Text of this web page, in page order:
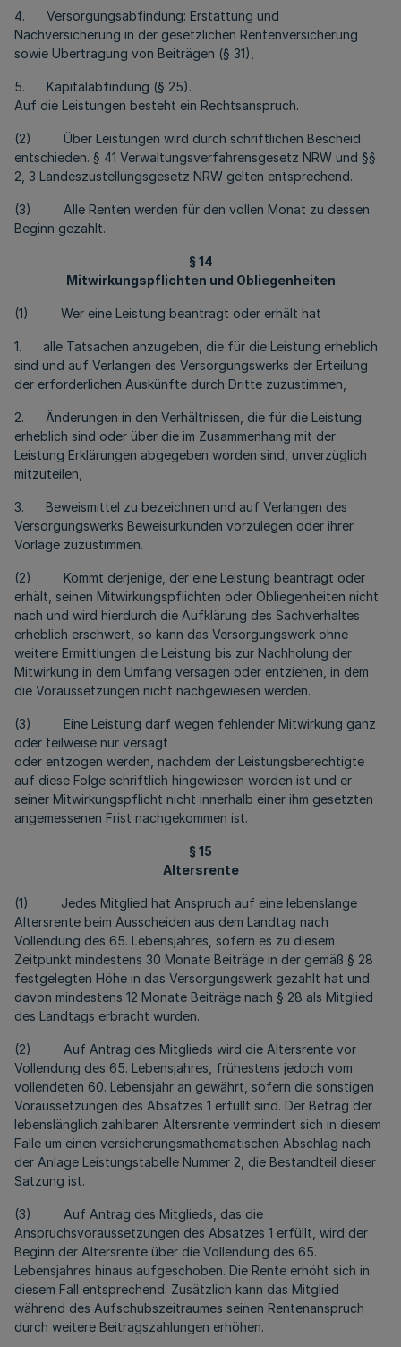
4. Versorgungsabfindung: Erstattung und
Nachversicherung in der gesetzlichen Rentenversicherung
sowie Übertragung von Beiträgen (§ 31),
5. Kapitalabfindung (§ 25).
Auf die Leistungen besteht ein Rechtsanspruch.
(2) Über Leistungen wird durch schriftlichen Bescheid
entschieden. § 41 Verwaltungsverfahrensgesetz NRW und §§
2, 3 Landeszustellungsgesetz NRW gelten entsprechend.
(3) Alle Renten werden für den vollen Monat zu dessen
Beginn gezahlt.
§ 14
Mitwirkungspflichten und Obliegenheiten
(1) Wer eine Leistung beantragt oder erhält hat
1. alle Tatsachen anzugeben, die für die Leistung erheblich
sind und auf Verlangen des Versorgungswerks der Erteilung
der erforderlichen Auskünfte durch Dritte zuzustimmen,
2. Änderungen in den Verhältnissen, die für die Leistung
erheblich sind oder über die im Zusammenhang mit der
Leistung Erklärungen abgegeben worden sind, unverzüglich
mitzuteilen,
3. Beweismittel zu bezeichnen und auf Verlangen des
Versorgungswerks Beweisurkunden vorzulegen oder ihrer
Vorlage zuzustimmen.
(2) Kommt derjenige, der eine Leistung beantragt oder
erhält, seinen Mitwirkungspflichten oder Obliegenheiten nicht
nach und wird hierdurch die Aufklärung des Sachverhaltes
erheblich erschwert, so kann das Versorgungswerk ohne
weitere Ermittlungen die Leistung bis zur Nachholung der
Mitwirkung in dem Umfang versagen oder entziehen, in dem
die Voraussetzungen nicht nachgewiesen werden.
(3) Eine Leistung darf wegen fehlender Mitwirkung ganz
oder teilweise nur versagt
oder entzogen werden, nachdem der Leistungsberechtigte
auf diese Folge schriftlich hingewiesen worden ist und er
seiner Mitwirkungspflicht nicht innerhalb einer ihm gesetzten
angemessenen Frist nachgekommen ist.
§ 15
Altersrente
(1) Jedes Mitglied hat Anspruch auf eine lebenslange
Altersrente beim Ausscheiden aus dem Landtag nach
Vollendung des 65. Lebensjahres, sofern es zu diesem
Zeitpunkt mindestens 30 Monate Beiträge in der gemäß § 28
festgelegten Höhe in das Versorgungswerk gezahlt hat und
davon mindestens 12 Monate Beiträge nach § 28 als Mitglied
des Landtags erbracht wurden.
(2) Auf Antrag des Mitglieds wird die Altersrente vor
Vollendung des 65. Lebensjahres, frühestens jedoch vom
vollendeten 60. Lebensjahr an gewährt, sofern die sonstigen
Voraussetzungen des Absatzes 1 erfüllt sind. Der Betrag der
lebenslänglich zahlbaren Altersrente vermindert sich in diesem
Falle um einen versicherungsmathematischen Abschlag nach
der Anlage Leistungstabelle Nummer 2, die Bestandteil dieser
Satzung ist.
(3) Auf Antrag des Mitglieds, das die
Anspruchsvoraussetzungen des Absatzes 1 erfüllt, wird der
Beginn der Altersrente über die Vollendung des 65.
Lebensjahres hinaus aufgeschoben. Die Rente erhöht sich in
diesem Fall entsprechend. Zusätzlich kann das Mitglied
während des Aufschubszeitraumes seinen Rentenanspruch
durch weitere Beitragszahlungen erhöhen.